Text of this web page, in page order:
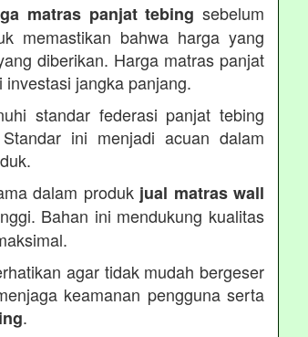
matras panjat tebing sebelum
memastikan bahwa harga yang
diberikan. Harga matras panjat
jangka panjang.
standar federasi panjat tebing
ini menjadi acuan dalam
dalam produk jual matras wall
Bahan ini mendukung kualitas
agar tidak mudah bergeser
keamanan pengguna serta
.